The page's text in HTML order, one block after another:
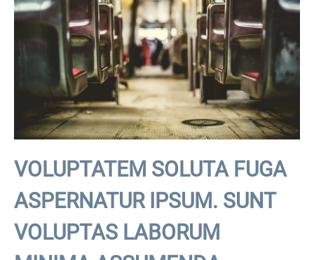
VOLUPTATEM SOLUTA FUGA
ASPERNATUR IPSUM. SUNT
VOLUPTAS LABORUM